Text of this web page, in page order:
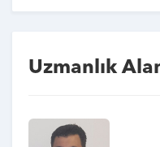
Uzmanlık